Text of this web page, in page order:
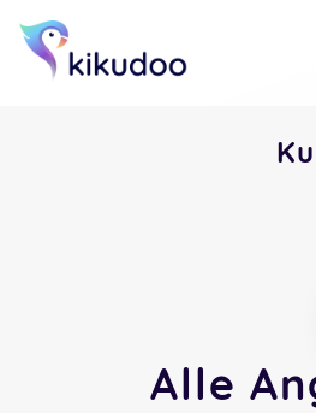
Alle